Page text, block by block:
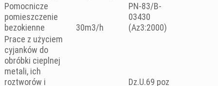
Pomocnicze
pomieszczenie
bezokienne
30m3/h
PN-83/B-
03430
(Az3:2000)
Prace z użyciem
cyjanków do
obróbki cieplnej
metali, ich
roztworów i
Dz.U.69 poz